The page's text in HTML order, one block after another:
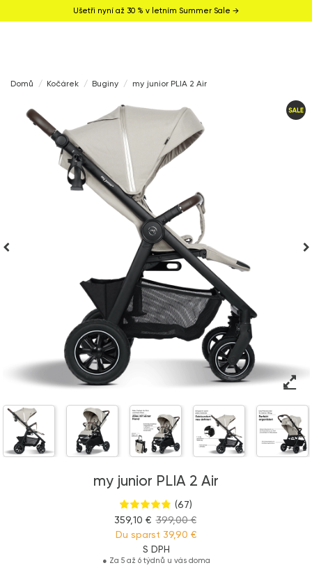
Ušetři nyní až 30 % v letním Summer Sale →
Domů Kočárek Buginy my junior PLIA 2 Air
my junior PLIA 2 Air
(67)
359,10 € 399,00 €
Du sparst 39,90 €
S DPH
● Za 5 až 6 týdnů u vás doma